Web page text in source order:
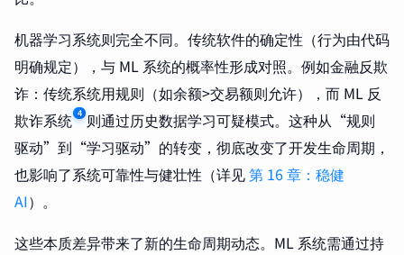
机器学习系统则完全不同。传统软件的确定性（行为由代码
明确规定），与 ML 系统的概率性形成对照。例如金融反欺
诈：传统系统用规则（如余额>交易额则允许），而 ML 反
欺诈系统 4 则通过历史数据学习可疑模式。这种从“规则
驱动”到“学习驱动”的转变，彻底改变了开发生命周期，
也影响了系统可靠性与健壮性（详见第 16 章：稳健
AI）。
这些本质差异带来了新的生命周期动态。ML 系统需通过持